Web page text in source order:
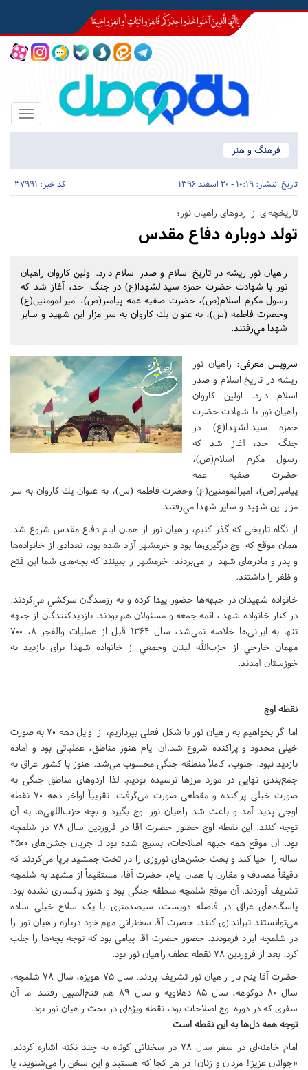
Toggle
فرهنگ و هنر
تاریخ انتشار: 10:19 - 20 اسفند 1396 کد خبر: 37991
تاریخچه‌ای از اردوهای راهیان نور؛
تولد دوباره دفاع مقدس
راهيان نور ريشه در تاريخ اسلام و صدر اسلام دارد. اولين كاروان راهيان
نور با شهادت حضرت حمزه سيدالشهدا(ع) در جنگ احد، آغاز شد كه
رسول مكرم اسلام(ص)، حضرت صفيه عمه پيامبر(ص)، اميرالمومنين(ع)
وحضرت فاطمه (س)، به عنوان يك كاروان به سر مزار اين شهيد و ساير
شهدا مي‌رفتند.
سرویس معرفی: راهيان نور
ريشه در تاريخ اسلام و صدر
اسلام دارد. اولين كاروان
راهيان نور با شهادت حضرت
حمزه سيدالشهدا(ع) در
جنگ احد، آغاز شد كه
رسول مكرم اسلام(ص)،
حضرت صفيه عمه
پيامبر(ص)، اميرالمومنين(ع) وحضرت فاطمه (س)، به عنوان يك كاروان به سر
مزار اين شهيد و ساير شهدا مي‌رفتند.
از نگاه تاریخی که گذر کنیم، راهیان نور از همان ایام دفاع مقدس شروع شد.
همان موقع که اوج درگیری‌ها بود و خرمشهر آزاد شده بود، تعدادی از خانواده‌ها
و پدر و مادرهای شهدا را می‌بردند، خرمشهر را ببینند که بچه‌های شما این فتح
و ظفر را داشتند.
خانواده شهيدان در جبهه‌ها حضور پيدا كرده و به رزمندگان سركشي مي‌كردند.
در كنار خانواده شهدا، ائمه جمعه و مسئولان هم بودند. بازدیدکنندگان از جبهه
تنها به ایرانی‌ها خلاصه نمی‌شد، سال ۱۳۶۴ قبل از عمليات والفجر ۸، ۷۰۰
مهمان خارجي از حزب‌الله لبنان وجمعي از خانواده شهدا برای بازدید به
خوزستان آمدند.
نقطه اوج
اما اگر بخواهیم به راهیان نور با شکل فعلی بپردازیم، از اوایل دهه 70 به صورت
خیلی محدود و پراکنده شروع شد.آن ایام هنوز مناطق، عملیاتی بود و آماده
بازدید نبود. جنوب، کاملاً منطقه جنگی محسوب می‌شد. هنوز با کشور عراق به
جمع‌بندی نهایی در مورد مرزها نرسیده بودیم. لذا اردوهای مناطق جنگی به
صورت خیلی پراکنده و مقطعی صورت می‌گرفت. تقریباً اواخر دهه 70 نقطه
اوجی پدید آمد و باعث شد راهیان نور اوج بگیرد و بچه حزب‌اللهی‌ها به آن
توجه کنند. این نقطه اوج حضور حضرت آقا در فروردین سال 78 در شلمچه
بود. آن موقع همه جبهه اصلاحات، بسیج شده بود تا جریان جشن‌های 2500
ساله را احیا کند و بحث جشن‌های نوروزی را در تخت جمشید برپا می‌کردند که
دقیقاً مصادف و مقارن با همان ایام، حضرت آقا، مستقیماً از مشهد به شلمچه
تشریف آوردند. آن موقع شلمچه منطقه جنگی بود و هنوز پاکسازی نشده بود.
پاسگاه‌های عراق در فاصله دویست، سیصدمتری با یک سلاح خیلی ساده
می‌توانستند تیراندازی کنند. حضرت آقا سخنرانی مهم خود درباره راهیان نور را
در شلمچه ایراد فرمودند. حضور حضرت آقا پیامی بود که توجه بچه‌ها را جلب
کرد. بعد از فروردین 78 نقطه عطف راهیان نور بود.
حضرت آقا پنج بار راهیان نور تشریف بردند. سال 75 هویزه، سال 78 شلمچه،
سال 80 دوکوهه، سال 85 دهلاویه و سال 89 هم فتح‌المبین رفتند اما آن
سفری که در دوره اوج اصلاحات بود، نقطه ویژه‌ای در بحث راهیان نور بود.
توجه همه دل‌ها به این نقطه است
امام خامنه‌ای در سفر سال 78 در سخنانی کوتاه به چند نکته اشاره کردند:
«جوانان عزيز! مردان و زنان! در هر كجا كه هستيد و اين سخن را مى‌شنويد، يا